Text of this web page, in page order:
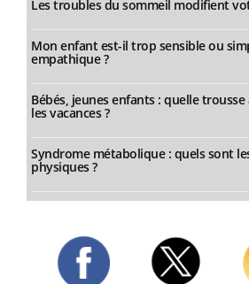
Les troubles du sommeil modifient
Mon enfant est-il trop sensible ou
empathique ?
Bébés, jeunes enfants : quelle
les vacances ?
Syndrome métabolique : quels sont
physiques ?